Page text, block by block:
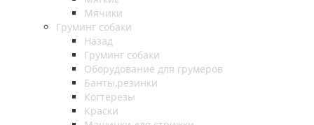
Мячики
Груминг собаки
Назад
Груминг собаки
Оборудование для грумеров
Банты,резинки
Когтерезы
Краски